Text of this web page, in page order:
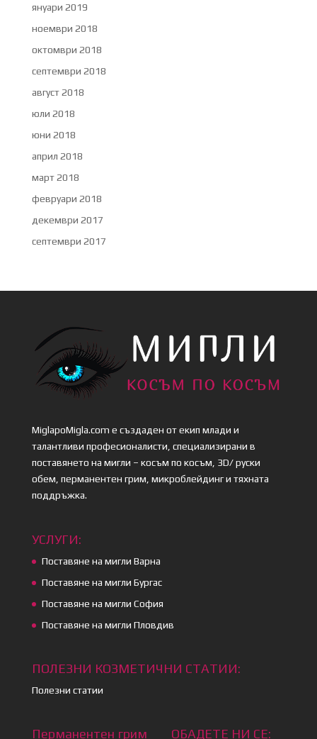
януари 2019
ноември 2018
октомври 2018
септември 2018
август 2018
юли 2018
юни 2018
април 2018
март 2018
февруари 2018
декември 2017
септември 2017
MiglapoMigla.com е създаден от екип млади и
талантливи професионалисти, специализирани в
поставянето на мигли – косъм по косъм, 3D/ руски
обем, перманентен грим, микроблейдинг и тяхната
поддръжка.
УСЛУГИ:
Поставяне на мигли Варна
Поставяне на мигли Бургас
Поставяне на мигли София
Поставяне на мигли Пловдив
ПОЛЕЗНИ КОЗМЕТИЧНИ СТАТИИ:
Полезни статии
Перманентен грим ОБАДЕТЕ НИ СЕ: